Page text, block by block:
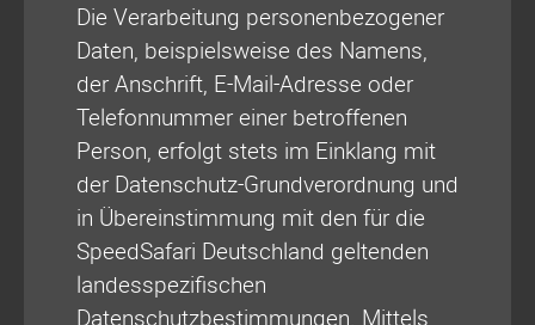
Die Verarbeitung personenbezogener
Daten, beispielsweise des Namens,
der Anschrift, E-Mail-Adresse oder
Telefonnummer einer betroffenen
Person, erfolgt stets im Einklang mit
der Datenschutz-Grundverordnung und
in Übereinstimmung mit den für die
SpeedSafari Deutschland geltenden
landesspezifischen
Datenschutzbestimmungen. Mittels